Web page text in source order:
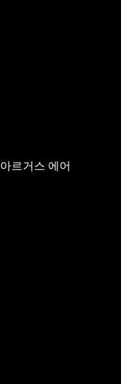
아르거스 에어